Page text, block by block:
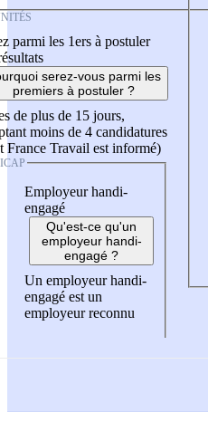
parmi les 1ers à postuler
serez-vous parmi les
premiers à postuler ?
de plus de 15 jours,
moins de 4 candidatures
France Travail est informé)
Employeur handi-
engagé
Qu'est-ce qu'un
employeur handi-
engagé ?
Un employeur handi-
engagé est un
employeur reconnu